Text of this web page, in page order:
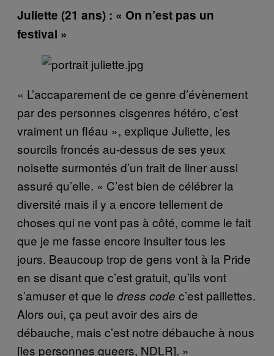
Juliette (21 ans) : « On n’est pas un
festival »
« L’accaparement de ce genre d’évènement
par des personnes cisgenres hétéro, c’est
vraiment un fléau », explique Juliette, les
sourcils froncés au-dessus de ses yeux
noisette surmontés d’un trait de liner aussi
assuré qu’elle. « C’est bien de célébrer la
diversité mais il y a encore tellement de
choses qui ne vont pas à côté, comme le fait
que je me fasse encore insulter tous les
jours. Beaucoup trop de gens vont à la Pride
en se disant que c’est gratuit, qu’ils vont
s’amuser et que le dress code c’est paillettes.
Alors oui, ça peut avoir des airs de
débauche, mais c’est notre débauche à nous
[les personnes queers, NDLR]. »